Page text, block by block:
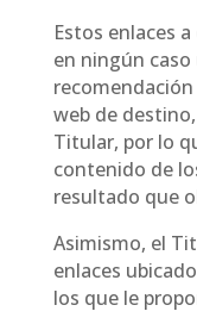
Estos enlaces
en ningún
web de
Titular, por lo
contenido de
resultado que
Asimismo, el
enlaces
los que le